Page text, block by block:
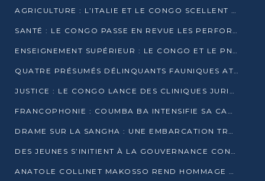
AGRICULTURE : L’ITALIE ET LE CONGO SCELLENT UN PARTENARIAT POUR UNE PRODUCTION LOCALE DURABLE
SANTÉ : LE CONGO PASSE EN REVUE LES PERFORMANCES DE SES HÔPITAUX À MI-PARCOURS
ENSEIGNEMENT SUPÉRIEUR : LE CONGO ET LE PNUD VEULENT RAPPROCHER LA FORMATION UNIVERSITAIRE DES BESOINS DU MARCHÉ DE L’EMPLOI
QUATRE PRÉSUMÉS DÉLINQUANTS FAUNIQUES ATTENDUS DEVANT LA JUSTICE POUR TRAFIC D’IVOIRE
JUSTICE : LE CONGO LANCE DES CLINIQUES JURIDIQUES POUR RAPPROCHER LE DROIT DES CITOYENS
FRANCOPHONIE : COUMBA BA INTENSIFIE SA CAMPAGNE POUR LA SUCCESSION À LA TÊTE DE L’OIF
DRAME SUR LA SANGHA : UNE EMBARCATION TRANSPORTANT DES FIDÈLES DE « NZAMBÉ YA L’HUILE » FAIT NAUFRAGE À OUESSO
DES JEUNES S’INITIENT À LA GOUVERNANCE CONTINENTALE À BRAZZAVILLE
ANATOLE COLLINET MAKOSSO REND HOMMAGE À JEAN-PAUL PIGASSE